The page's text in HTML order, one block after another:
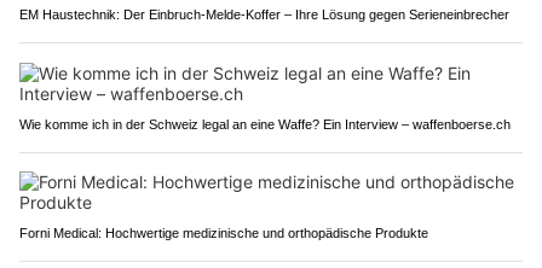
EM Haustechnik: Der Einbruch-Melde-Koffer – Ihre Lösung gegen Serieneinbrecher
Wie komme ich in der Schweiz legal an eine Waffe? Ein Interview – waffenboerse.ch
Forni Medical: Hochwertige medizinische und orthopädische Produkte